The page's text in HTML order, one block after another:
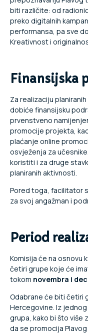
biti različite: od
preko digitalnih
performansa, pa sve
Kreativnost i
Finansijska
Za realizaciju
dobiće finansijsku
prvenstveno
promocije projekta,
plaćanje online
osvježenja za
koristiti i za druge
planiranih aktivnosti.
Pored toga, facilitator
za svoj angažman i
Period
Komisija će na osnovu
četiri grupe koje će
tokom novembra i
Odabrane će biti četiri
Hercegovine. Iz
grupa, kako bi što više
da se promocija